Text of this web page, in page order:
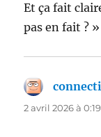
Et ça fait
pas en fait ?
2 avril 2026 à 0:19